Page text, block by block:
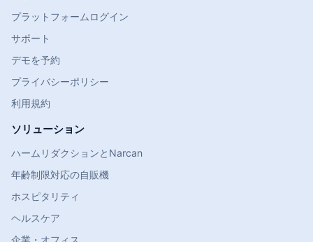
プラットフォームログイン
サポート
デモを予約
プライバシーポリシー
利用規約
ソリューション
ハームリダクションとNarcan
年齢制限対応の自販機
ホスピタリティ
ヘルスケア